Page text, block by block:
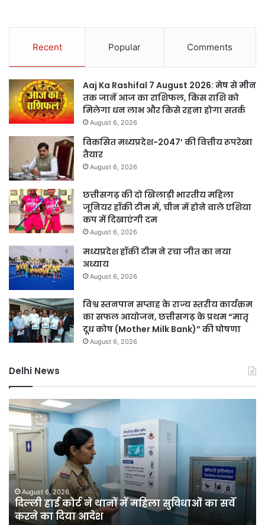
Recent Popular Comments
Aaj Ka Rashifal 7 August 2026: मेष से मीन
तक जानें आज का राशिफल, किस राशि को
मिलेगा धन लाभ और किसे रहना होगा सतर्क
August 6, 2026
विकसित मध्यप्रदेश-2047’ की वित्तीय रूपरेखा
तैयार
August 6, 2026
छत्तीसगढ़ की दो खिलाड़ी भारतीय महिला
जूनियर हॉकी टीम में, चीन में होने वाले एशिया
कप में दिखाएंगी दम
August 6, 2026
मध्यप्रदेश हॉकी टीम ने रचा जीत का नया
अध्याय
August 6, 2026
विश्व स्तनपान सप्ताह के राज्य स्तरीय कार्यक्रम
का सफल आयोजन, छत्तीसगढ़ के प्रथम “मातृ
दूध कोष (Mother Milk Bank)” की घोषणा
August 6, 2026
Delhi News
दिल्ली
रिज
को
हरा-
भरा
की
मेगा
योजना,
चार
August 6, 2026
दिल्ली रिज को हरा-भरा बनाने की मेगा योजना, चार
साल में लगेंगे एक करोड़ से अधिक पौधे